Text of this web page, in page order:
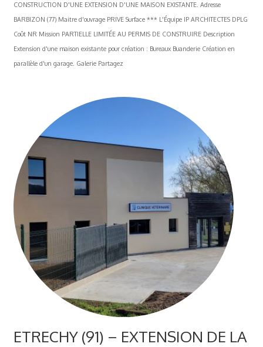
CONSTRUCTION D'UNE EXTENSION D'UNE MAISON EXISTANTE. Adresse
BARBIZON (77) Maitre d'ouvrage PRIVE Surface *** L'Équipe IP ARCHITECTES DPLG
Coût NR Mission PARTIELLE LIMITÉE AU PERMIS DE CONSTRUIRE Description
Extension d'une maison existante pour création : Bureaux Buanderie Création en
parallèle d'un garage. Galerie Partagez
ETRECHY (91) – EXTENSION DE LA